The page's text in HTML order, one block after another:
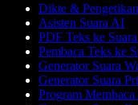
Dikte &
Asisten Suara AI
PDF Teks ke
Pembaca Teks ke
Generator Suara
Generator Suara
Program